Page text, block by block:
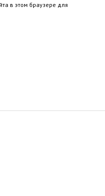
в этом браузере для